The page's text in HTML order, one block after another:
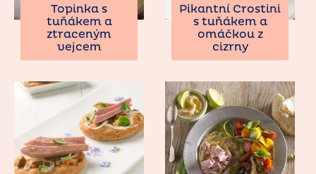
Topinka s
tuňákem a
ztraceným
vejcem
Pikantní Crostini
s tuňákem a
omáčkou z
cizrny